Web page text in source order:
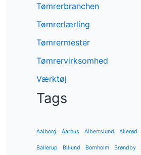
Tømrerbranchen
Tømrerlærling
Tømrermester
Tømrervirksomhed
Værktøj
Tags
Aalborg Aarhus Albertslund Allerød
Ballerup Billund Bornholm Brøndby